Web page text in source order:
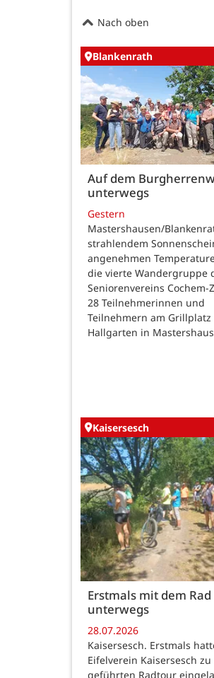
Nach oben
Blankenrath
Auf dem
unterwegs
Gestern
Mastershausen/
strahlendem
angenehmen
die vierte Wandergruppe
Seniorenvereins Cochem-
28 Teilnehmerinnen und
Teilnehmern am Grillplatz
Hallgarten in
Kaisersesch
Erstmals mit dem Rad
unterwegs
28.07.2026
Kaisersesch. Erstmals
Eifelverein Kaisersesch
geführten Radtour